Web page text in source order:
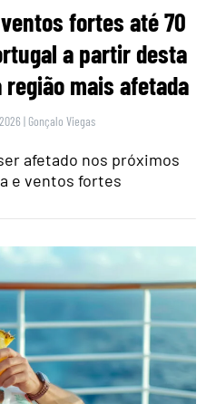
ventos fortes até 70
a partir desta
mais afetada
| Gonçalo Viegas
afetado nos próximos
e ventos fortes